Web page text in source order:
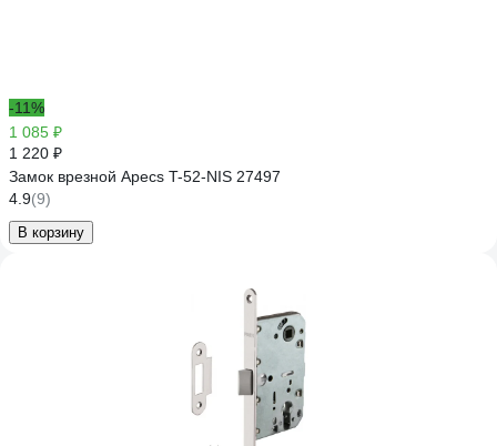
-11%
1 085 ₽
1 220 ₽
Замок врезной Apecs T-52-NIS 27497
4.9(9)
В корзину